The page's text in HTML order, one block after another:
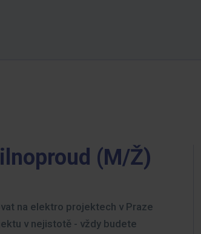
(M/Ž)
na elektro projektech v Praze
v nejistotě - vždy budete